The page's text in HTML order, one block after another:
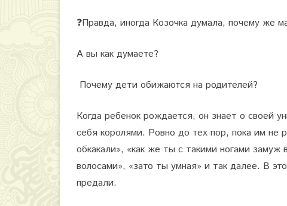
❓Правда, иногда Козочка думала, почему же
А вы как думаете?
Почему дети обижаются на родителей?
Когда ребенок рождается, он знает о своей
себя королями. Ровно до тех пор, пока им не
обкакали», «как же ты с такими ногами
волосами», «зато ты умная» и так далее. В
предали.